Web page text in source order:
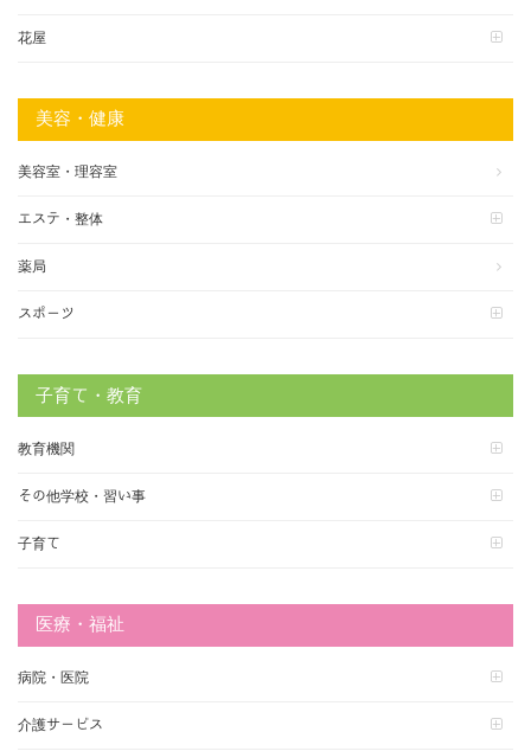
花屋
美容・健康
美容室・理容室
エステ・整体
薬局
スポーツ
子育て・教育
教育機関
その他学校・習い事
子育て
医療・福祉
病院・医院
介護サービス